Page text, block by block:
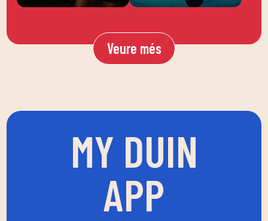
Veure més
MY DUIN
APP